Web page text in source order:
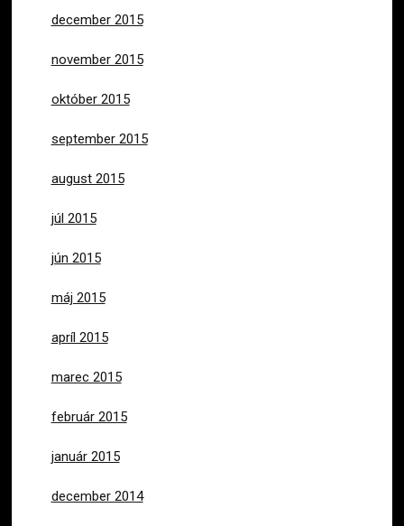
december 2015
november 2015
október 2015
september 2015
august 2015
júl 2015
jún 2015
máj 2015
apríl 2015
marec 2015
február 2015
január 2015
december 2014